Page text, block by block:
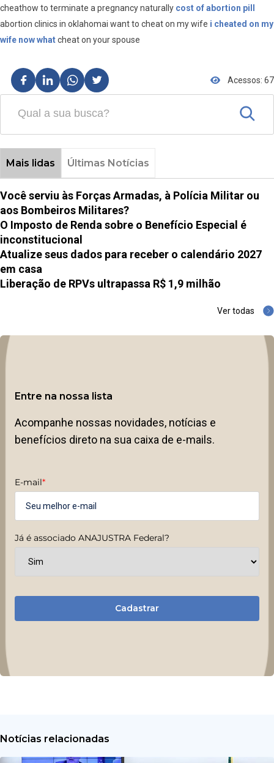
cheathow to terminate a pregnancy naturally cost of abortion pill
abortion clinics in oklahomai want to cheat on my wife i cheated on my
wife now whatcheat on your spouse
Acessos: 67
Mais lidas Últimas Notícias
Você serviu às Forças Armadas, à Polícia Militar ou
aos Bombeiros Militares?
O Imposto de Renda sobre o Benefício Especial é
inconstitucional
Atualize seus dados para receber o calendário 2027
em casa
Liberação de RPVs ultrapassa R$ 1,9 milhão
Ver todas
Entre na nossa lista
Acompanhe nossas novidades, notícias e
benefícios direto na sua caixa de e-mails.
E-mail*
Já é associado ANAJUSTRA Federal?
Cadastrar
Notícias relacionadas